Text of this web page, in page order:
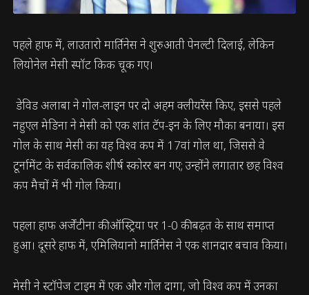
पहले हाफ में, लाउतारो मार्तिनेस ने शुरुआती पेनल्टी दिलाई, लेकिन
लियोनेल मेसी स्पॉट किक चूक गए।
डेविड अलाबा ने गोल-लाइन पर दो अहम क्लीयरेंस किए, इससे पहले
नहुएल मेडिना ने मेसी को एक शांत टॅप-इन के लिए मौका बनाया। इस
गोल के साथ मेसी का यह विश्व कप में 17वां गोल था, जिससे वे
टूर्नामेंट के सर्वकालिक शीर्ष स्कोरर बन गए; उन्होंने लगातार छह विश्व
कप मैचों में भी गोल किया।
पहला हाफ अर्जेंटीना की ऑस्ट्रिया पर 1-0 की बढ़त के साथ समाप्त
हुआ। दूसरे हाफ में, एमिलियानो मार्तिनेस ने एक शानदार बचाव किया।
मेसी ने स्टॉपेज टाइम में एक और गोल दागा, जो विश्व कप में उनका